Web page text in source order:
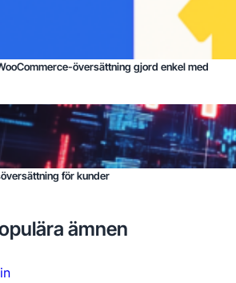
översättning gjord enkel med
för kunder
ämnen